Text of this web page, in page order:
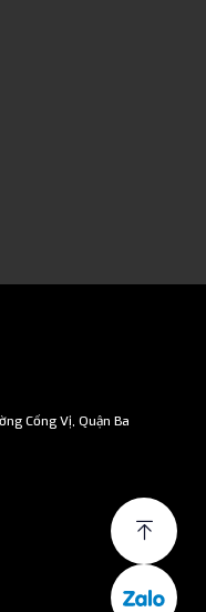
Cống Vị, Quận Ba